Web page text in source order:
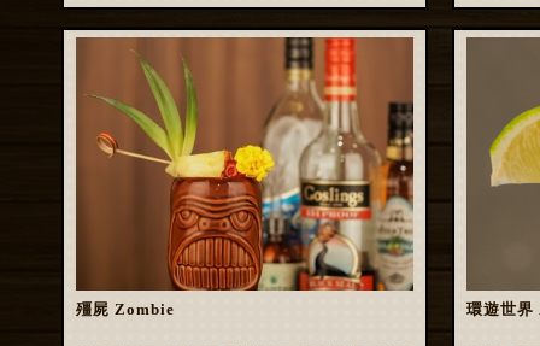
殭屍 Zombie 環遊世